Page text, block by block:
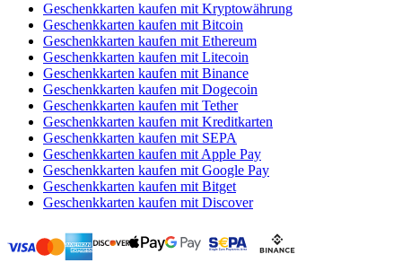
Geschenkkarten kaufen mit Kryptowährung
Geschenkkarten kaufen mit Bitcoin
Geschenkkarten kaufen mit Ethereum
Geschenkkarten kaufen mit Litecoin
Geschenkkarten kaufen mit Binance
Geschenkkarten kaufen mit Dogecoin
Geschenkkarten kaufen mit Tether
Geschenkkarten kaufen mit Kreditkarten
Geschenkkarten kaufen mit SEPA
Geschenkkarten kaufen mit Apple Pay
Geschenkkarten kaufen mit Google Pay
Geschenkkarten kaufen mit Bitget
Geschenkkarten kaufen mit Discover